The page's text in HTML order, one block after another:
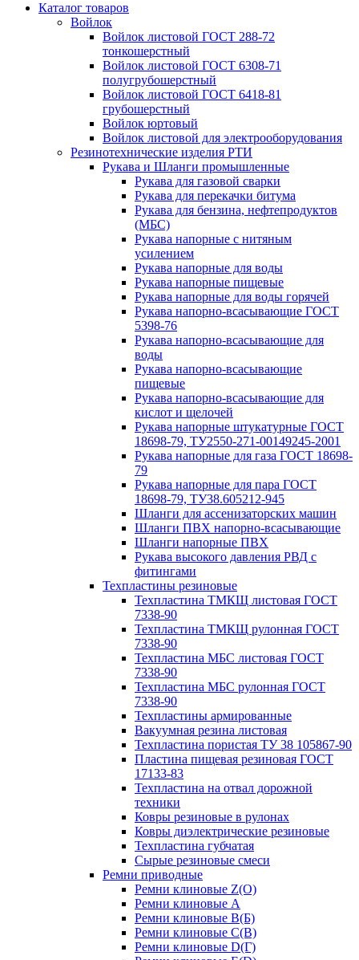
Каталог товаров
Войлок
Войлок листовой ГОСТ 288-72
тонкошерстный
Войлок листовой ГОСТ 6308-71
полугрубошерстный
Войлок листовой ГОСТ 6418-81
грубошерстный
Войлок юртовый
Войлок листовой для электрооборудования
Резинотехнические изделия РТИ
Рукава и Шланги промышленные
Рукава для газовой сварки
Рукава для перекачки битума
Рукава для бензина, нефтепродуктов
(МБС)
Рукава напорные с нитяным
усилением
Рукава напорные для воды
Рукава напорные пищевые
Рукава напорные для воды горячей
Рукава напорно-всасывающие ГОСТ
5398-76
Рукава напорно-всасывающие для
воды
Рукава напорно-всасывающие
пищевые
Рукава напорно-всасывающие для
кислот и щелочей
Рукава напорные штукатурные ГОСТ
18698-79, ТУ2550-271-00149245-2001
Рукава напорные для газа ГОСТ 18698-
79
Рукава напорные для пара ГОСТ
18698-79, ТУ38.605212-945
Шланги для ассенизаторских машин
Шланги ПВХ напорно-всасывающие
Шланги напорные ПВХ
Рукава высокого давления РВД с
фитингами
Техпластины резиновые
Техпластина ТМКЩ листовая ГОСТ
7338-90
Техпластина ТМКЩ рулонная ГОСТ
7338-90
Техпластина МБС листовая ГОСТ
7338-90
Техпластина МБС рулонная ГОСТ
7338-90
Техпластины армированные
Вакуумная резина листовая
Техпластина пористая ТУ 38 105867-90
Пластина пищевая резиновая ГОСТ
17133-83
Техпластина на отвал дорожной
техники
Ковры резиновые в рулонах
Ковры диэлектрические резиновые
Техпластина губчатая
Сырые резиновые смеси
Ремни приводные
Ремни клиновые Z(О)
Ремни клиновые A
Ремни клиновые B(Б)
Ремни клиновые C(В)
Ремни клиновые D(Г)